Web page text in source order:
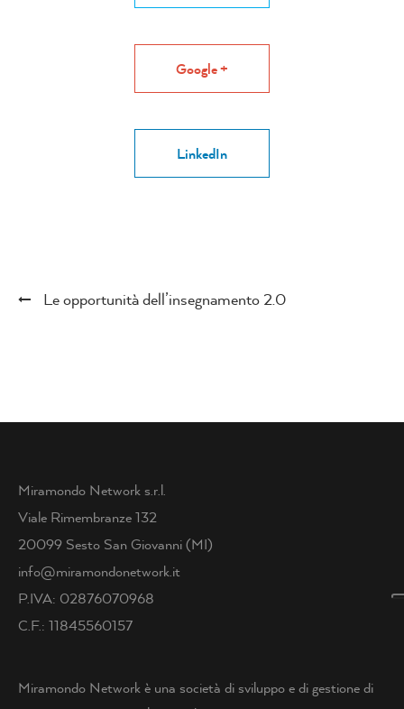
Google +
LinkedIn
Le opportunità dell’insegnamento 2.0
Miramondo Network s.r.l.
Viale Rimembranze 132
20099 Sesto San Giovanni (MI)
info@miramondonetwork.it
P.IVA: 02876070968
C.F.: 11845560157
Miramondo Network è una società di sviluppo e di gestione di